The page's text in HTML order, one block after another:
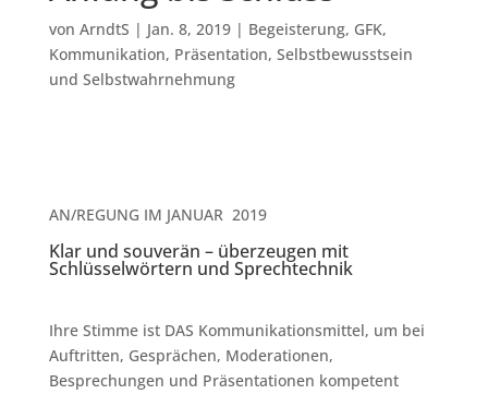
von ArndtS | Jan. 8, 2019| Begeisterung, GFK,
Kommunikation, Präsentation, Selbstbewusstsein
und Selbstwahrnehmung
AN/REGUNG IM JANUAR 2019
Klar und souverän – überzeugen mit
Schlüsselwörtern und Sprechtechnik
Ihre Stimme ist DAS Kommunikationsmittel, um bei
Auftritten, Gesprächen, Moderationen,
Besprechungen und Präsentationen kompetent